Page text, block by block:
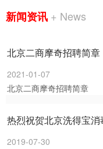
新闻资讯 + News
北京二商摩奇招聘简章
2021-01-07
北京二商摩奇招聘简章
热烈祝贺北京洗得宝消
2019-07-30